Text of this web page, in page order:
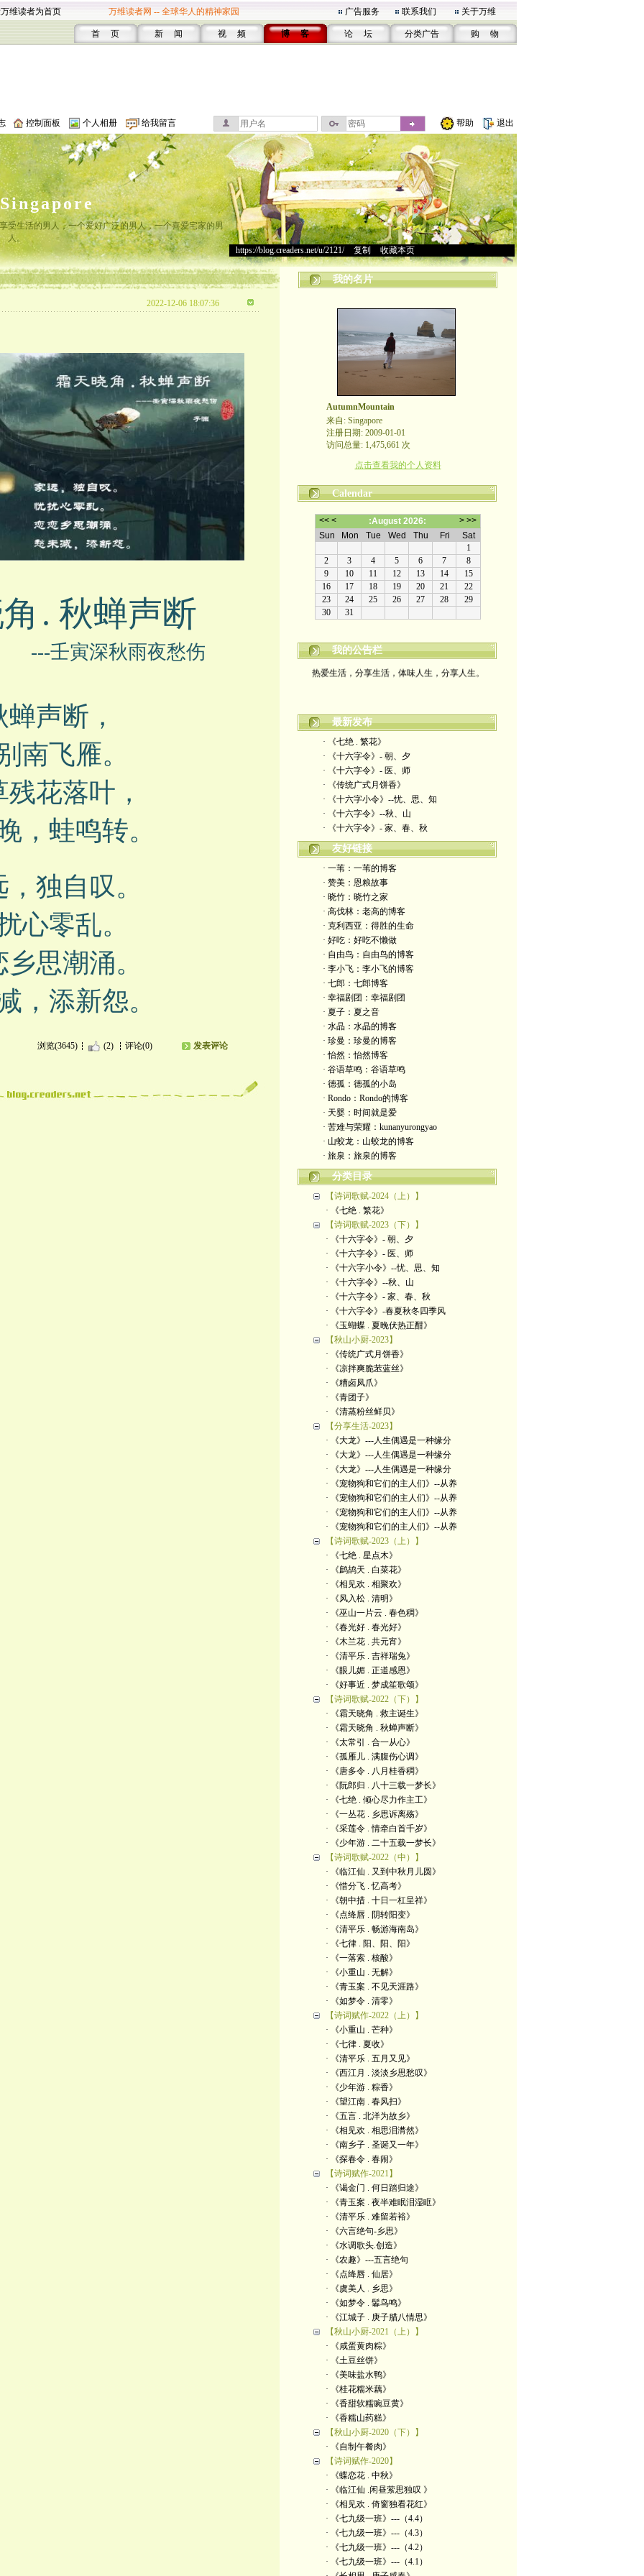
维读者为首页 万维读者网 -- 全球华人的精神家园 广告服务 联系我们 关于万维
首 页 新 闻 视 频 博 客 论 坛 分类广告 购 物
控制面板 个人相册 给我留言 帮助 退出
受生活的男人，一个爱好广泛的男人，一个喜爱宅家的男
人。
https://blog.creaders.net/u/2121/> 复制 收藏本页
2022-12-06 18:07:36
. 秋蝉声断
---壬寅深秋雨夜愁伤
蝉声断，
南飞雁。
花落叶，
，蛙鸣转。
独自叹。
心零乱。
思潮涌。
，添新怨。
浏览(3645) (2) 评论(0) 发表评论
我的名片
AutumnMountain
来自: Singapore
注册日期: 2009-01-01
访问总量: 1,475,661 次
点击查看我的个人资料
Calendar
我的公告栏
最新发布
· 《七绝 . 繁花》
· 《十六字令》- 朝、夕
· 《十六字令》- 医、师
· 《传统广式月饼香》
· 《十六字小令》--忧、思、知
· 《十六字令》--秋、山
· 《十六字令》- 家、春、秋
友好链接
· 一苇：一苇的博客
· 赞美：恩粮故事
· 晓竹：晓竹之家
· 高伐林：老高的博客
· 克利西亚：得胜的生命
· 好吃：好吃不懒做
· 自由鸟：自由鸟的博客
· 李小飞：李小飞的博客
· 七郎：七郎博客
· 幸福剧团：幸福剧团
· 夏子：夏之音
· 水晶：水晶的博客
· 珍曼：珍曼的博客
· 怡然：怡然博客
· 谷语草鸣：谷语草鸣
· 德孤：德孤的小岛
· Rondo：Rondo的博客
· 天婴：时间就是爱
· 苦难与荣耀：kunanyurongyao
· 山蛟龙：山蛟龙的博客
· 旅泉：旅泉的博客
分类目录
【诗词歌赋-2024（上）】
· 《七绝 . 繁花》
【诗词歌赋-2023（下）】
· 《十六字令》- 朝、夕
· 《十六字令》- 医、师
· 《十六字小令》--忧、思、知
· 《十六字令》--秋、山
· 《十六字令》- 家、春、秋
· 《十六字令》-春夏秋冬四季风
· 《玉蝴蝶 . 夏晚伏热正酣》
【秋山小厨-2023】
· 《传统广式月饼香》
· 《凉拌爽脆苤蓝丝》
· 《糟卤凤爪》
· 《青团子》
· 《清蒸粉丝鲜贝》
【分享生活-2023】
· 《大龙》---人生偶遇是一种缘分
· 《大龙》---人生偶遇是一种缘分
· 《大龙》---人生偶遇是一种缘分
· 《宠物狗和它们的主人们》--从养
· 《宠物狗和它们的主人们》--从养
· 《宠物狗和它们的主人们》--从养
· 《宠物狗和它们的主人们》--从养
【诗词歌赋-2023（上）】
· 《七绝 . 星点木》
· 《鹧鸪天 . 白菜花》
· 《相见欢 . 相聚欢》
· 《风入松 . 清明》
· 《巫山一片云 . 春色稠》
· 《春光好 . 春光好》
· 《木兰花 . 共元宵》
· 《清平乐 . 吉祥瑞兔》
· 《眼儿媚 . 正道感恩》
· 《好事近 . 梦成笙歌颂》
【诗词歌赋-2022（下）】
· 《霜天晓角 . 救主诞生》
· 《霜天晓角 . 秋蝉声断》
· 《太常引 . 合一从心》
· 《孤雁儿 . 满腹伤心调》
· 《唐多令 . 八月桂香稠》
· 《阮郎归 . 八十三载一梦长》
· 《七绝 . 倾心尽力作主工》
· 《一丛花 . 乡思诉离殇》
· 《采莲令 . 情牵白首千岁》
· 《少年游 . 二十五载一梦长》
【诗词歌赋-2022（中）】
· 《临江仙 . 又到中秋月儿圆》
· 《惜分飞 . 忆高考》
· 《朝中措 . 十日一杠呈祥》
· 《点绛唇 . 阴转阳变》
· 《清平乐 . 畅游海南岛》
· 《七律 . 阳、阳、阳》
· 《一落索 . 核酸》
· 《小重山 . 无解》
· 《青玉案 . 不见天涯路》
· 《如梦令 . 清零》
【诗词赋作-2022（上）】
· 《小重山 . 芒种》
· 《七律 . 夏收》
· 《清平乐 . 五月又见》
· 《西江月 . 淡淡乡思愁叹》
· 《少年游 . 粽香》
· 《望江南 . 春风扫》
· 《五言 . 北洋为故乡》
· 《相见欢 . 相思泪潸然》
· 《南乡子 . 圣诞又一年》
· 《探春令 . 春闹》
【诗词赋作-2021】
· 《谒金门 . 何日踏归途》
· 《青玉案 . 夜半难眠泪湿眶》
· 《清平乐 . 难留若裕》
· 《六言绝句-乡思》
· 《水调歌头.创造》
· 《农趣》---五言绝句
· 《点绛唇 . 仙居》
· 《虞美人 . 乡思》
· 《如梦令 . 鬊鸟鸣》
· 《江城子 . 庚子腊八情思》
【秋山小厨-2021（上）】
· 《咸蛋黄肉粽》
· 《土豆丝饼》
· 《美味盐水鸭》
· 《桂花糯米藕》
· 《香甜软糯豌豆黄》
· 《香糯山药糕》
【秋山小厨-2020（下）】
· 《自制午餐肉》
【诗词赋作-2020】
· 《蝶恋花 . 中秋》
· 《临江仙 .闲昼萦思独叹 》
· 《相见欢 . 倚窗独看花红》
· 《七九级一班》---（4.4）
· 《七九级一班》---（4.3）
· 《七九级一班》---（4.2）
· 《七九级一班》---（4.1）